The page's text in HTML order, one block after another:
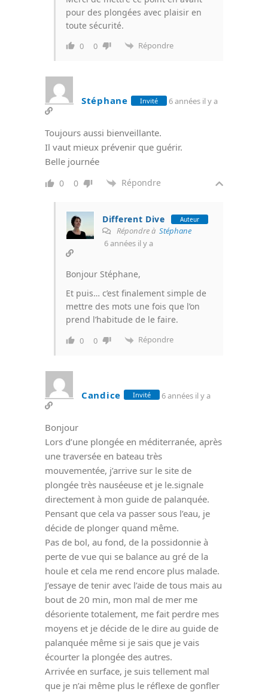
pour des plongées avec plaisir en
toute sécurité.
0 0 Répondre
Stéphane Invité 6 années il y a
Toujours aussi bienveillante.
Il vaut mieux prévenir que guérir.
Belle journée
0 0 Répondre
Different Dive Auteur
Répondre à Stéphane
6 années il y a
Bonjour Stéphane,
Et puis… c’est finalement simple de
mettre des mots une fois que l’on
prend l’habitude de le faire.
0 0 Répondre
Candice Invité 6 années il y a
Bonjour
Lors d’une plongée en méditerranée, après
une traversée en bateau très
mouvementée, j’arrive sur le site de
plongée très nauséeuse et je le.signale
directement à mon guide de palanquée.
Pensant que cela va passer sous l’eau, je
décide de plonger quand même.
Pas de bol, au fond, de la possidonnie à
perte de vue qui se balance au gré de la
houle et cela me rend encore plus malade.
J’essaye de tenir avec l’aide de tous mais au
bout de 20 min, mon mal de mer me
désoriente totalement, me fait perdre mes
moyens et je décide de le dire au guide de
palanquée même si je sais que je vais
écourter la plongée des autres.
Arrivée en surface, je suis tellement mal
que je n’ai même plus le réflexe de gonfler